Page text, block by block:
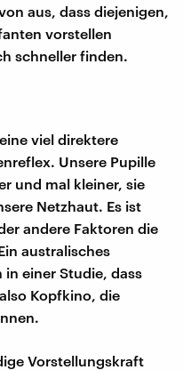
aus, dass diejenigen,
vorstellen
schneller finden.
viel direktere
Unsere Pupille
und mal kleiner, sie
Netzhaut. Es ist
andere Faktoren die
australisches
einer Studie, dass
Kopfkino, die
Vorstellungskraft